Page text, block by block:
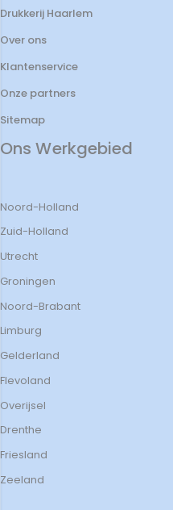
Drukkerij Haarlem
Over ons
Klantenservice
Onze partners
Sitemap
Ons Werkgebied
Noord-Holland
Zuid-Holland
Utrecht
Groningen
Noord-Brabant
Limburg
Gelderland
Flevoland
Overijsel
Drenthe
Friesland
Zeeland